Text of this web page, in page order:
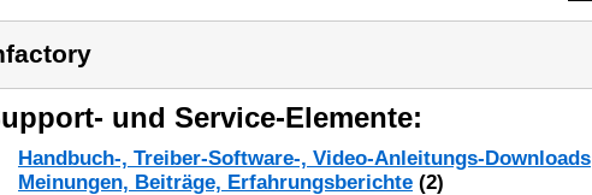
und Service-Elemente:
Handbuch-, Treiber-Software-, Video-Anleitungs-Downloads
Meinungen, Beiträge, Erfahrungsberichte (2)